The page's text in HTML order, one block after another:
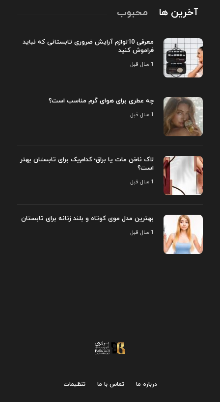
آخرین ها محبوب
معرفی 10لوازم آرایش ضروری تابستانی که نباید
فراموش کنید
1 سال قبل
چه عطری برای هوای گرم مناسب است؟
1 سال قبل
لاک ناخن مات یا براق؛ کدام‌یک برای تابستان بهتر
است؟
1 سال قبل
بهترین مدل موی کوتاه و بلند زنانه برای تابستان
1 سال قبل
درباره ما تماس با ما تنظیمات